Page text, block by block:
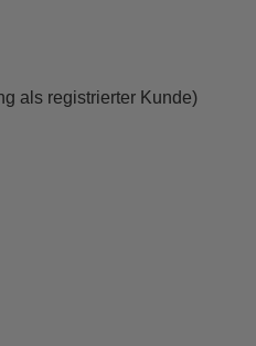
als registrierter Kunde)